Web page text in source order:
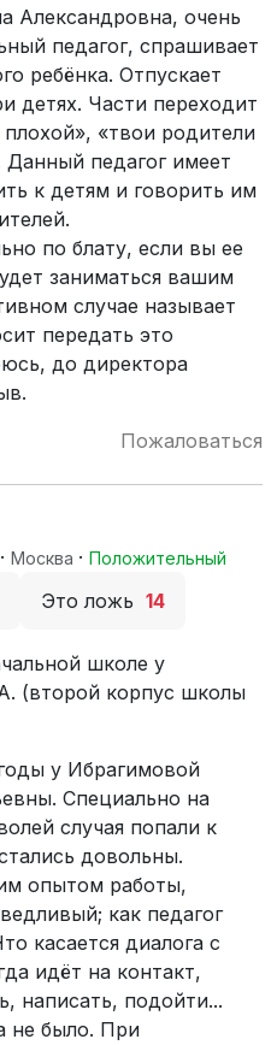
Александровна, очень
педагог, спрашивает
ребёнка. Отпускает
детях. Части переходит
«твои родители
Данный педагог имеет
к детям и говорить им
по блату, если вы ее
заниматься вашим
случае называет
передать это
до директора
Пожаловаться
· Москва · Положительный
Это ложь 14
школе у
(второй корпус школы
у Ибрагимовой
Специально на
случая попали к
довольны.
опытом работы,
как педагог
касается диалога с
идёт на контакт,
написать, подойти...
не было. При